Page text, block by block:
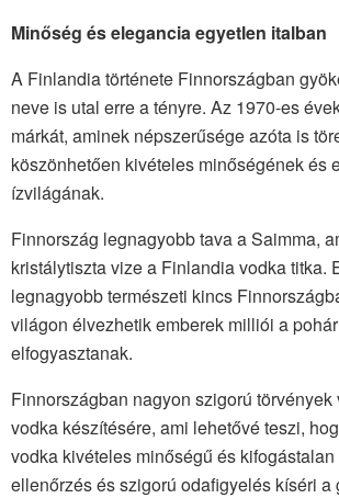
Minőség és elegancia egyetlen italban
A Finlandia története Finnországban
neve is utal erre a tényre. Az 1970-es
márkát, aminek népszerűsége azóta is
köszönhetően kivételes minőségének és
ízvilágának.
Finnország legnagyobb tava a Saimma,
kristálytiszta vize a Finlandia vodka titka.
legnagyobb természeti kincs
világon élvezhetik emberek milliói a
elfogyasztanak.
Finnországban nagyon szigorú törvények
vodka készítésére, ami lehetővé teszi,
vodka kivételes minőségű és
ellenőrzés és szigorú odafigyelés kíséri a